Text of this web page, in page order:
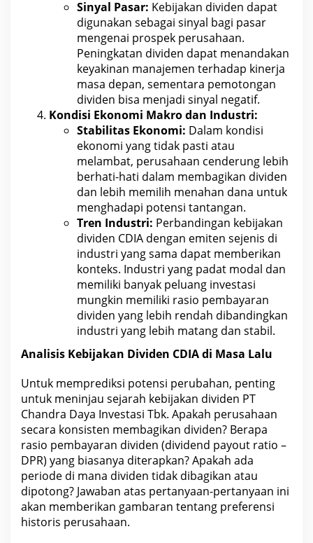
Sinyal Pasar: Kebijakan dividen dapat
digunakan sebagai sinyal bagi pasar
mengenai prospek perusahaan.
Peningkatan dividen dapat menandakan
keyakinan manajemen terhadap kinerja
masa depan, sementara pemotongan
dividen bisa menjadi sinyal negatif.
Kondisi Ekonomi Makro dan Industri:
Stabilitas Ekonomi: Dalam kondisi
ekonomi yang tidak pasti atau
melambat, perusahaan cenderung lebih
berhati-hati dalam membagikan dividen
dan lebih memilih menahan dana untuk
menghadapi potensi tantangan.
Tren Industri: Perbandingan kebijakan
dividen CDIA dengan emiten sejenis di
industri yang sama dapat memberikan
konteks. Industri yang padat modal dan
memiliki banyak peluang investasi
mungkin memiliki rasio pembayaran
dividen yang lebih rendah dibandingkan
industri yang lebih matang dan stabil.
Analisis Kebijakan Dividen CDIAdi Masa Lalu
Untuk memprediksi potensi perubahan, penting
untuk meninjau sejarah kebijakan dividen PT
Chandra Daya Investasi Tbk. Apakah perusahaan
secara konsisten membagikan dividen? Berapa
rasio pembayaran dividen (dividend payout ratio –
DPR) yang biasanya diterapkan? Apakah ada
periode di mana dividen tidak dibagikan atau
dipotong? Jawaban atas pertanyaan-pertanyaan ini
akan memberikan gambaran tentang preferensi
historis perusahaan.